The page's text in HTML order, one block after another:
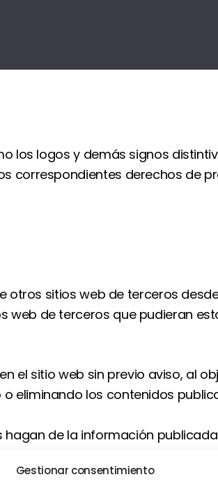
Gestionar consentimiento
los logos y demás signos
correspondientes derechos de
otros sitios web de terceros
de terceros que pudieran
el sitio web sin previo aviso, al
eliminando los contenidos
de la información
o indirecta produzcan o
la citada información.